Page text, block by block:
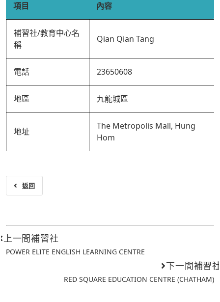
項目 內容
補習社/教育中心名
稱
Qian Qian Tang
電話 23650608
地區 九龍城區
地址
The Metropolis Mall, Hung
Hom
返回
上一間補習社
POWER ELITE ENGLISH LEARNING CENTRE
下一間補習
RED SQUARE EDUCATION CENTRE (CHATHAM)